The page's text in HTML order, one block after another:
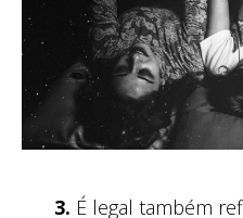
3. É legal também